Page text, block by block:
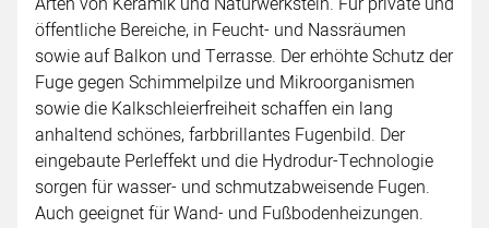
öffentliche Bereiche, in Feucht- und Nassräumen
sowie auf Balkon und Terrasse. Der erhöhte Schutz der
Fuge gegen Schimmelpilze und Mikroorganismen
sowie die Kalkschleierfreiheit schaffen ein lang
anhaltend schönes, farbbrillantes Fugenbild. Der
eingebaute Perleffekt und die Hydrodur-Technologie
sorgen für wasser- und schmutzabweisende Fugen.
Auch geeignet für Wand- und Fußbodenheizungen.